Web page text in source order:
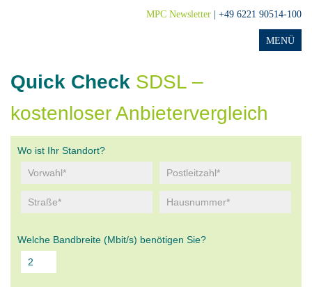
MPC Newsletter | +49 6221 90514-100
Quick Check SDSL –
kostenloser Anbietervergleich
Wo ist Ihr Standort?
Welche Bandbreite (Mbit/s) benötigen Sie?